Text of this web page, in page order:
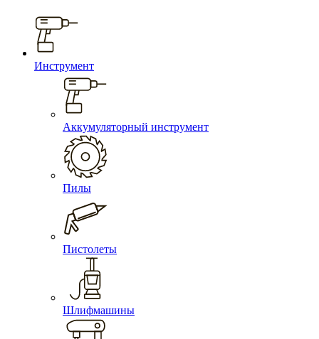
Инструмент
Аккумуляторный инструмент
Пилы
Пистолеты
Шлифмашины